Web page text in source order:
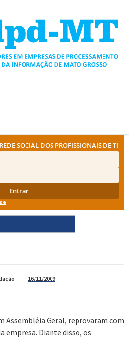
SOCIAL DOS PROFISSIONAIS DE TI
Entrar
16/11/2009
Assembléia Geral, reprovaram com
empresa. Diante disso, os